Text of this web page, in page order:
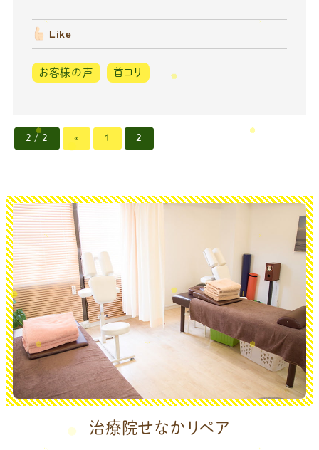
Like
お客様の声 首コリ
2 / 2 « 1 2
治療院せなかリペア